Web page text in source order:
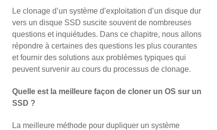
Le clonage d’un système d’exploitation d’un disque dur
vers un disque SSD suscite souvent de nombreuses
questions et inquiétudes. Dans ce chapitre, nous allons
répondre à certaines des questions les plus courantes
et fournir des solutions aux problèmes typiques qui
peuvent survenir au cours du processus de clonage.
Quelle est la meilleure façon de cloner un OS sur un
SSD ?
La meilleure méthode pour dupliquer un système